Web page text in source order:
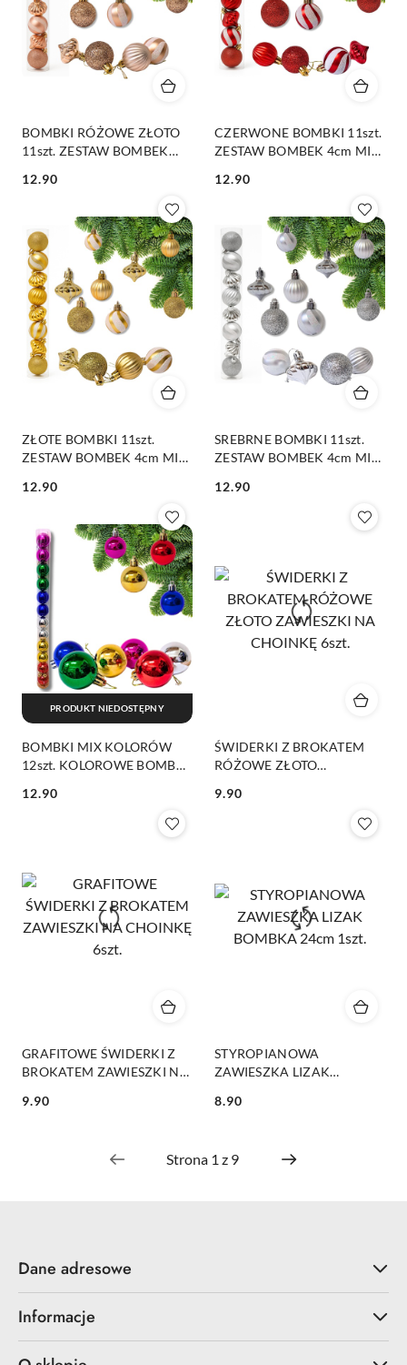
BOMBKI RÓŻOWE ZŁOTO
11szt. ZESTAW BOMBEK
Cena:
12.90
CZERWONE BOMBKI 11szt.
ZESTAW BOMBEK 4cm MIX
Cena:
12.90
ZŁOTE BOMBKI 11szt.
ZESTAW BOMBEK 4cm MIX
Cena:
12.90
SREBRNE BOMBKI 11szt.
ZESTAW BOMBEK 4cm MIX
Cena:
12.90
BOMBKI MIX KOLORÓW
12szt. KOLOROWE BOMBKI
Cena:
12.90
PRODUKT NIEDOSTĘPNY
ŚWIDERKI Z BROKATEM
RÓŻOWE ZŁOTO
6szt.
Cena:
9.90
GRAFITOWE ŚWIDERKI Z
BROKATEM ZAWIESZKI NA
Cena:
9.90
STYROPIANOWA
ZAWIESZKA LIZAK
Cena:
8.90
Dane adresowe
Informacje